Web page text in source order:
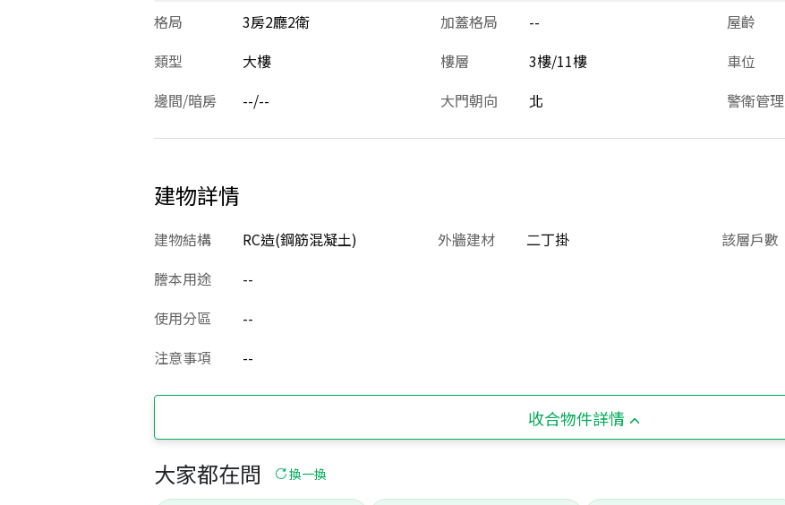
格局
3房2廳2衛 加蓋格局 -- 屋齡
類型
大樓 樓層 3樓/11樓 車位
邊間/暗房
--/-- 大門朝向 北 警衛管理
建物詳情
建物結構 RC造(鋼筋混凝土) 外牆建材 二丁掛 該層戶數
謄本用途
--
使用分區
--
注意事項
--
收合物件詳情
大家都在問 換一換